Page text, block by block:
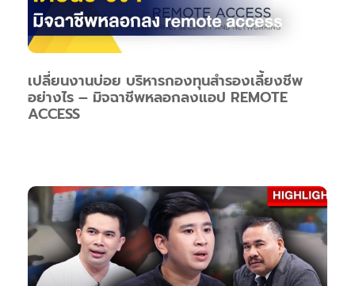
เปลี่ยนงานบ่อย บริหารกองทุนสำรองเลี้ยงชีพ
อย่างไร – มิจฉาชีพหลอกลงแอป REMOTE
ACCESS